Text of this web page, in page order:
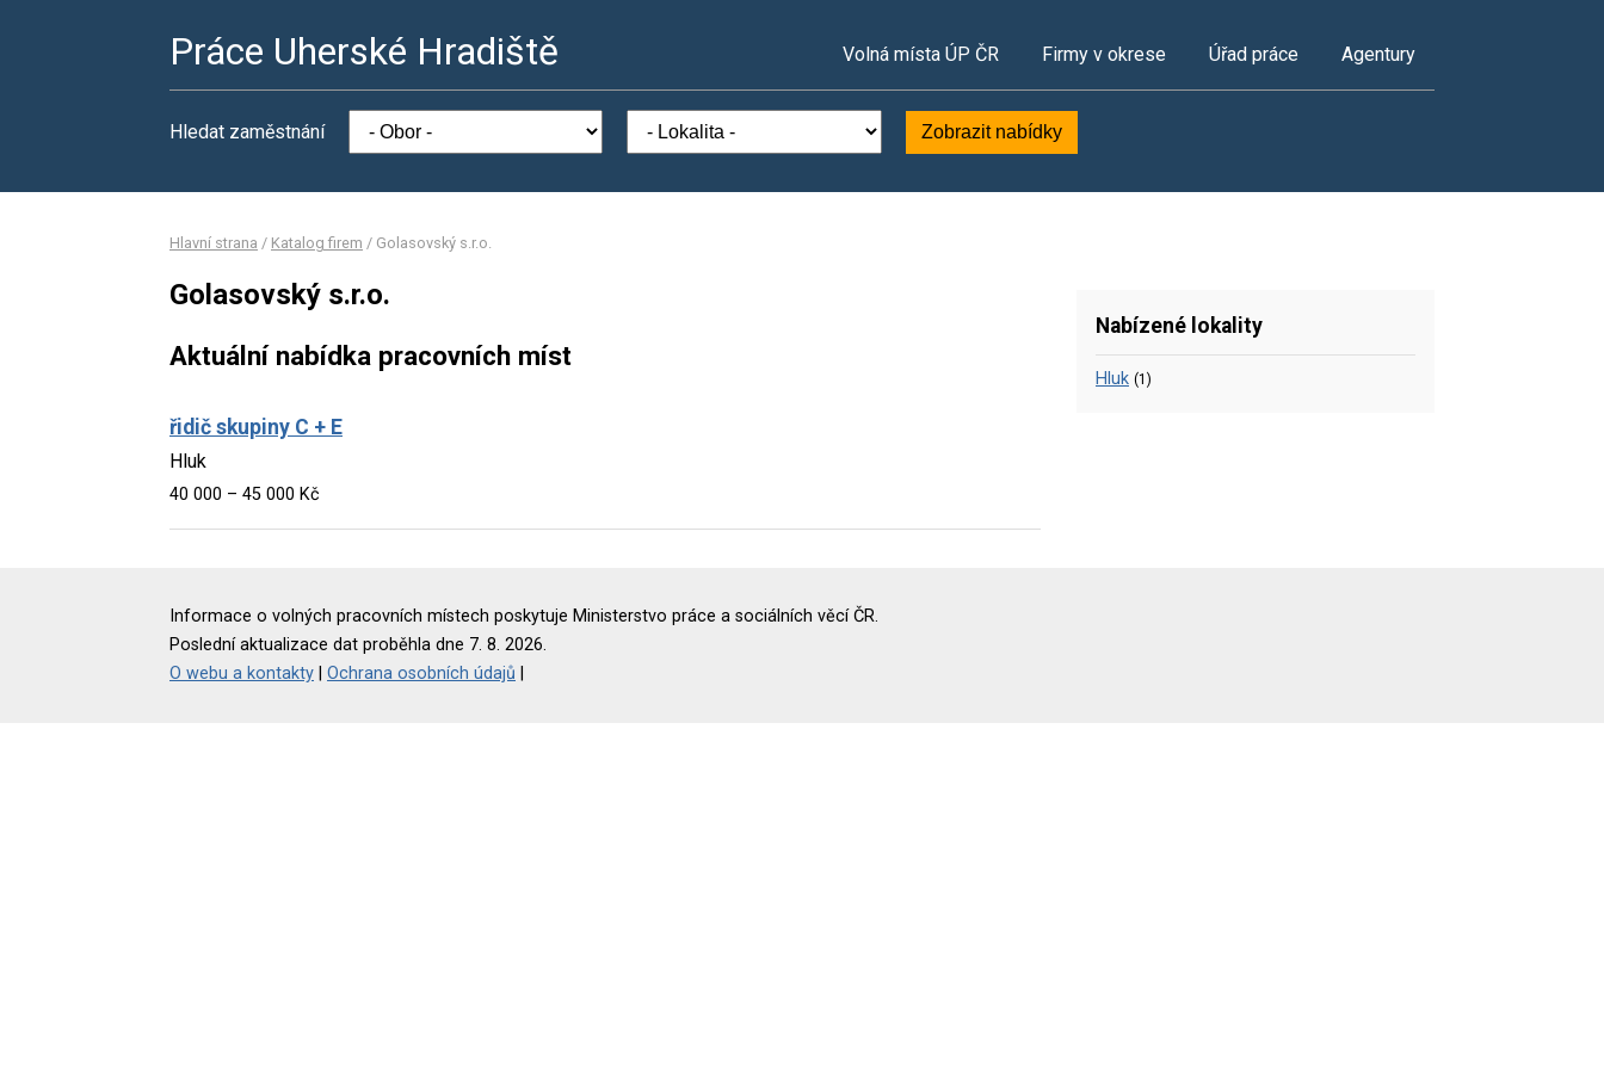
Práce Uherské Hradiště Volná místa ÚP ČR Firmy v okrese Úřad práce Agentury
Hledat zaměstnání Zobrazit nabídky
Hlavní strana / Katalog firem / Golasovský s.r.o.
Golasovský s.r.o.
Aktuální nabídka pracovních míst
řidič skupiny C + E
Hluk
40 000 – 45 000 Kč
Nabízené lokality
Hluk (1)
Informace o volných pracovních místech poskytuje Ministerstvo práce a sociálních věcí ČR.
Poslední aktualizace dat proběhla dne 7. 8. 2026.
O webu a kontakty
Ochrana osobních údajů